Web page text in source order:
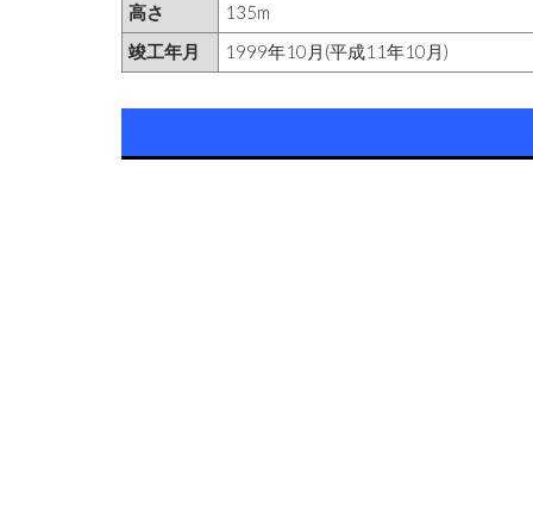
高さ
135m
竣工年月
1999年10月(平成11年10月)